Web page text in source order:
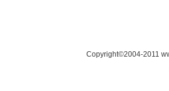
Copyright©2004-2011